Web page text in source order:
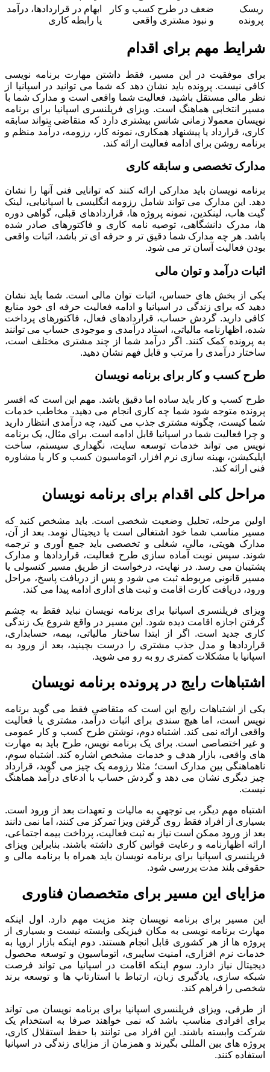
ریسک
پرونده
ضعف در طرح کسب و کار
و نبود مشتری واقعی
ابهام در قراردادها، درآمد
یا رابطه کاری
شرایط مهم برای اقدام
برای موفقیت در این مسیر، فقط داشتن مهارت برنامه نویسی
کافی نیست. پرونده باید نشان دهد که شما می توانید در اسپانیا از
نظر مالی مستقل باشید، فعالیت شما واقعی است و مدارک شما با
مسیر انتخابی هماهنگ است. ویزای فریلنسری اسپانیا برای برنامه
نویسان معمولا زمانی شانس بیشتری دارد که متقاضی بتواند سابقه
کاری، قرارداد یا پیشنهاد همکاری، نمونه کار، رزومه، درآمد منظم و
برنامه روشن برای ادامه فعالیت ارائه کند.
مدارک تخصصی و سابقه کاری
برنامه نویسان باید مدارکی ارائه کنند که توانایی فنی آنها را نشان
دهد. این مدارک می تواند شامل رزومه انگلیسی یا اسپانیایی، لینک
گیت هاب، لینکدین، نمونه پروژه ها، قراردادهای قبلی، گواهی دوره
ها، مدرک دانشگاهی، توصیه نامه کاری و فاکتورهای صادر شده
باشد. هر چه مدارک شما دقیق تر و حرفه ای تر باشد، اثبات واقعی
بودن فعالیت آسان تر می شود.
اثبات درآمد و توان مالی
یکی از بخش های حساس، اثبات توان مالی است. شما باید نشان
دهید که برای زندگی در اسپانیا و ادامه فعالیت حرفه ای خود منابع
کافی دارید. گردش حساب، قراردادهای فعال، فاکتورهای پرداخت
شده، اظهارنامه مالیاتی، اسناد درآمدی و موجودی حساب می توانند
به پرونده کمک کنند. اگر درآمد شما از چند مشتری مختلف است،
ساختار درآمدی را مرتب و قابل فهم نشان دهید.
طرح کسب و کار برای برنامه نویسان
طرح کسب و کار باید ساده اما دقیق باشد. مهم این است که افسر
پرونده متوجه شود شما چه کاری انجام می دهید، مخاطب خدمات
شما کیست، چگونه مشتری جذب می کنید، چه درآمدی انتظار دارید
و چرا فعالیت شما در اسپانیا قابل ادامه است. برای مثال، یک برنامه
نویس می تواند خدمات توسعه سایت، نگهداری سیستم، ساخت
اپلیکیشن، بهینه سازی نرم افزار، اتوماسیون کسب و کار یا مشاوره
فنی ارائه کند.
مراحل کلی اقدام برای برنامه نویسان
اولین مرحله، تحلیل وضعیت شخصی است. باید مشخص کنید که
مسیر مناسب شما خود اشتغالی است یا دیجیتال نومد. بعد از آن،
مدارک هویتی، مالی، شغلی و تخصصی باید جمع آوری و ترجمه
شوند. سپس نوبت آماده سازی طرح فعالیت، قراردادها و مدارک
پشتیبان می رسد. در نهایت، درخواست از طریق مسیر کنسولی یا
مسیر قانونی مربوطه ثبت می شود و پس از دریافت پاسخ، مراحل
ورود، دریافت کارت اقامت و ثبت های اداری ادامه پیدا می کند.
ویزای فریلنسری اسپانیا برای برنامه نویسان نباید فقط به چشم
گرفتن اجازه اقامت دیده شود. این مسیر در واقع شروع یک زندگی
کاری جدید است. اگر از ابتدا ساختار مالیاتی، بیمه، حسابداری،
قراردادها و مدل جذب مشتری را درست بچینید، بعد از ورود به
اسپانیا با مشکلات کمتری رو به رو می شوید.
اشتباهات رایج در پرونده برنامه نویسان
یکی از اشتباهات رایج این است که متقاضی فقط می گوید برنامه
نویس است، اما هیچ سندی برای اثبات درآمد، مشتری یا فعالیت
واقعی ارائه نمی کند. اشتباه دوم، نوشتن طرح کسب و کار عمومی
و غیر اختصاصی است. برای یک برنامه نویس، طرح باید به مهارت
های واقعی، بازار هدف و خدمات مشخص اشاره کند. اشتباه سوم،
ناهماهنگی بین مدارک است؛ مثلا رزومه یک چیز می گوید، قرارداد
چیز دیگری نشان می دهد و گردش حساب با ادعای درآمد هماهنگ
نیست.
اشتباه مهم دیگر، بی توجهی به مالیات و تعهدات بعد از ورود است.
بسیاری از افراد فقط روی گرفتن ویزا تمرکز می کنند، اما نمی دانند
بعد از ورود ممکن است نیاز به ثبت فعالیت، پرداخت بیمه اجتماعی،
ارائه اظهارنامه و رعایت قوانین کاری داشته باشند. بنابراین ویزای
فریلنسری اسپانیا برای برنامه نویسان باید همراه با برنامه مالی و
حقوقی بلند مدت بررسی شود.
مزایای این مسیر برای متخصصان فناوری
این مسیر برای برنامه نویسان چند مزیت مهم دارد. اول اینکه
مهارت برنامه نویسی به مکان فیزیکی وابسته نیست و بسیاری از
پروژه ها از هر کشوری قابل انجام هستند. دوم اینکه بازار اروپا به
خدمات نرم افزاری، امنیت سایبری، اتوماسیون و توسعه محصول
دیجیتال نیاز دارد. سوم اینکه اقامت در اسپانیا می تواند فرصت
شبکه سازی، یادگیری زبان، ارتباط با استارتاپ ها و توسعه برند
شخصی را فراهم کند.
از طرفی، ویزای فریلنسری اسپانیا برای برنامه نویسان می تواند
برای افرادی مناسب باشد که نمی خواهند صرفا به استخدام یک
شرکت وابسته باشند. این افراد می توانند با حفظ استقلال کاری،
پروژه های بین المللی بگیرند و همزمان از مزایای زندگی در اسپانیا
استفاده کنند.